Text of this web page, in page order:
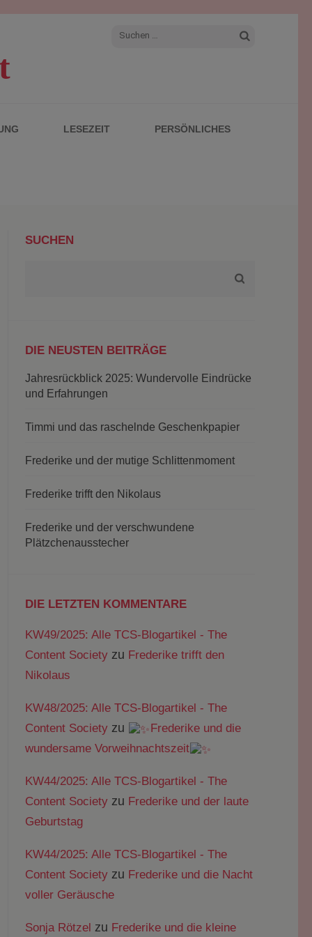
Suchen
LESEZEIT PERSÖNLICHES
SUCHEN
DIE NEUSTEN BEITRÄGE
Jahresrückblick 2025: Wundervolle Eindrücke
und Erfahrungen
Timmi und das raschelnde Geschenkpapier
Frederike und der mutige Schlittenmoment
Frederike trifft den Nikolaus
Frederike und der verschwundene
Plätzchenausstecher
DIE LETZTEN KOMMENTARE
KW49/2025: Alle TCS-Blogartikel - The
Content Society zu Frederike trifft den
Nikolaus
KW48/2025: Alle TCS-Blogartikel - The
Content Society zu
Frederike und die
wundersame Vorweihnachtszeit
KW44/2025: Alle TCS-Blogartikel - The
Content Society zu Frederike und der laute
Geburtstag
KW44/2025: Alle TCS-Blogartikel - The
Content Society zu Frederike und die Nacht
voller Geräusche
Sonja Rötzel zu Frederike und die kleine